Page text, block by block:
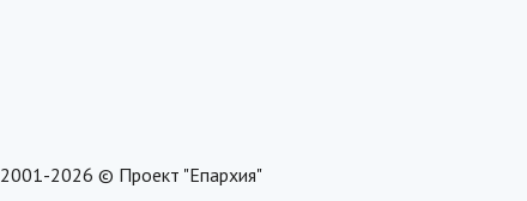
2001-2026 © Проект "Епархия"